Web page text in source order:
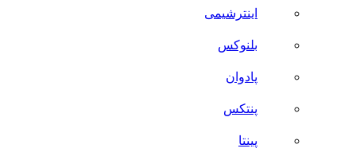
اینترشیمی
بلنوکس
پادوان
پنتکس
پینتا